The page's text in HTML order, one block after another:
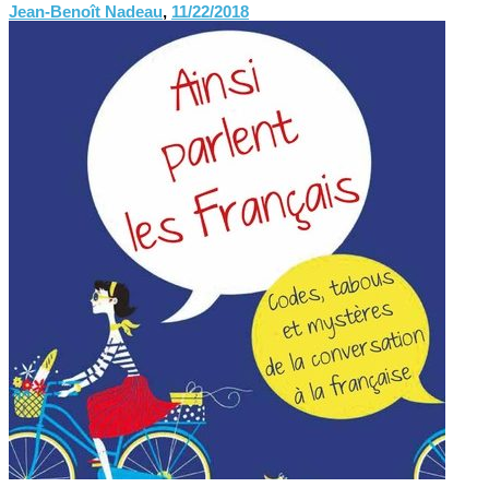
Jean-Benoît Nadeau, 11/22/2018